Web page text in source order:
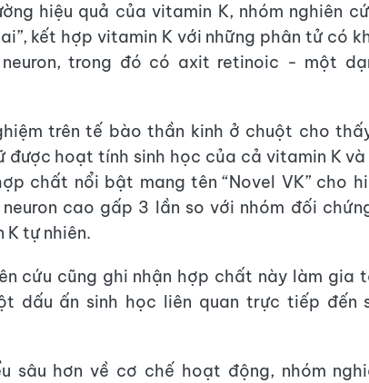
hiệu quả của vitamin K, nhóm nghiên
kết hợp vitamin K với những phân tử có
trong đó có axit retinoic - một
trên tế bào thần kinh ở chuột cho
được hoạt tính sinh học của cả vitamin K
chất nổi bật mang tên “Novel VK” cho
cao gấp 3 lần so với nhóm đối
K tự nhiên.
cứu cũng ghi nhận hợp chất này làm gia
dấu ấn sinh học liên quan trực tiếp đến
sâu hơn về cơ chế hoạt động, nhóm